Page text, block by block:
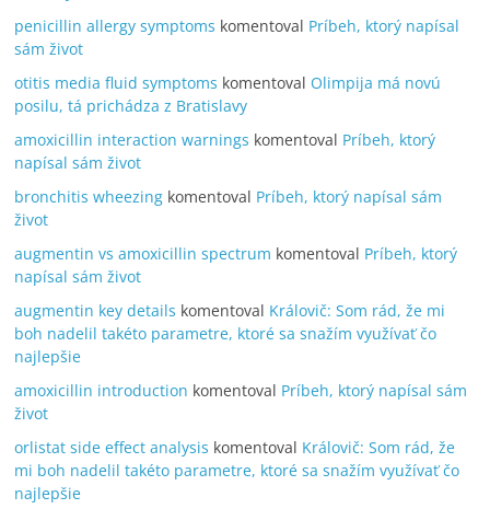
penicillin allergy symptoms komentoval Príbeh, ktorý napísal
sám život
otitis media fluid symptoms komentoval Olimpija má novú
posilu, tá prichádza z Bratislavy
amoxicillin interaction warnings komentoval Príbeh, ktorý
napísal sám život
bronchitis wheezing komentoval Príbeh, ktorý napísal sám
život
augmentin vs amoxicillin spectrum komentoval Príbeh, ktorý
napísal sám život
augmentin key details komentoval Královič: Som rád, že mi
boh nadelil takéto parametre, ktoré sa snažím využívať čo
najlepšie
amoxicillin introduction komentoval Príbeh, ktorý napísal sám
život
orlistat side effect analysis komentoval Královič: Som rád, že
mi boh nadelil takéto parametre, ktoré sa snažím využívať čo
najlepšie